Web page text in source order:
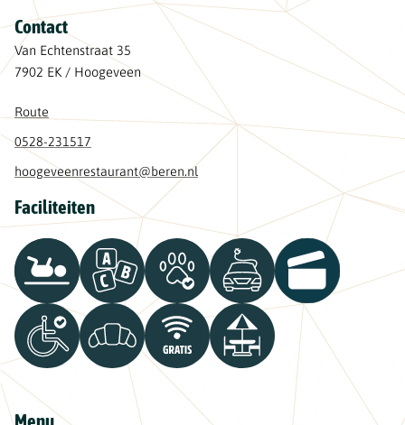
Contact
Van Echtenstraat 35
7902 EK / Hoogeveen
Route
0528-231517
hoogeveenrestaurant@beren.nl
Faciliteiten
Menu